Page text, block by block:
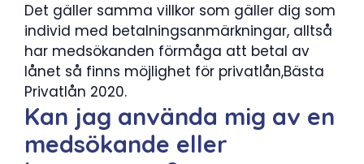
Det gäller samma villkor som gäller dig som
individ med betalningsanmärkningar, alltså
har medsökanden förmåga att betal av
lånet så finns möjlighet för privatlån,Bästa
Privatlån 2020.
Kan jag använda mig av en
medsökande eller